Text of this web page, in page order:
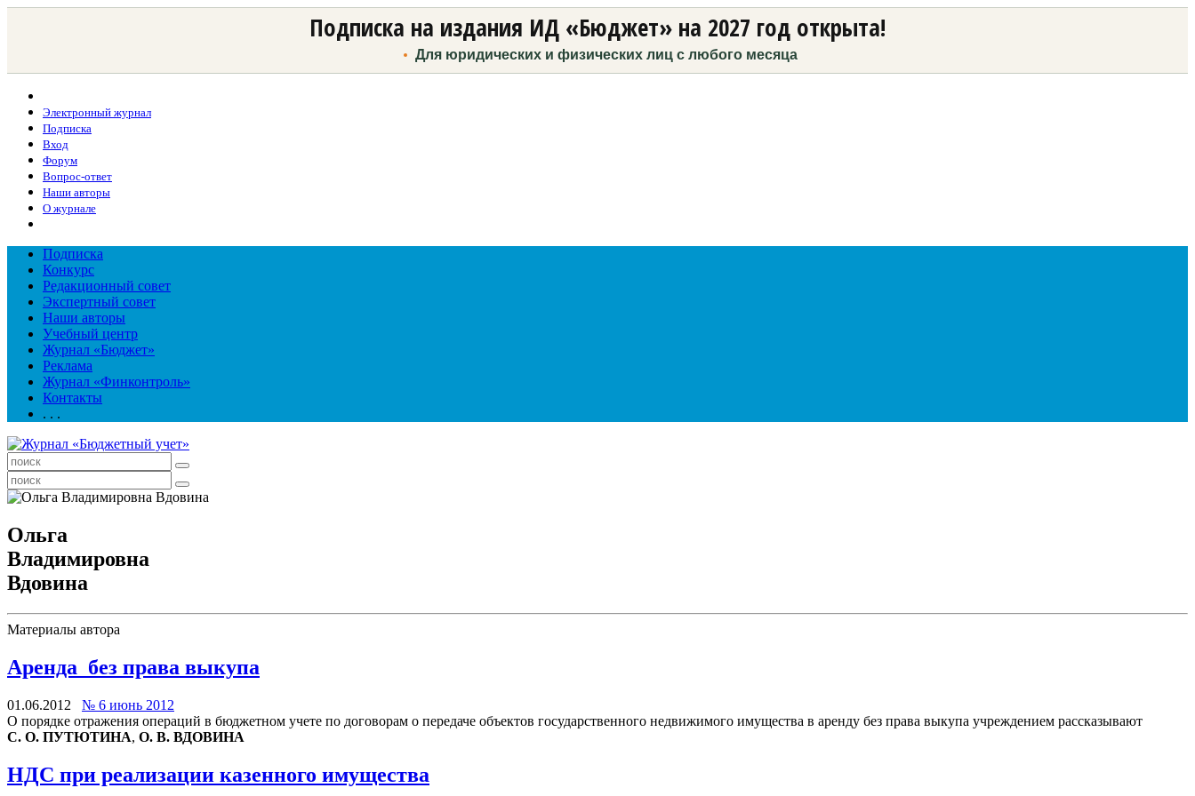
Подписка на издания ИД «Бюджет» на 2027 год открыта!
Для юридических и физических лиц с любого месяца
Электронный журнал
Подписка
Вход
Форум
Вопрос-ответ
Наши авторы
О журнале
Подписка
Конкурс
Редакционный совет
Экспертный совет
Наши авторы
Учебный центр
Журнал «Бюджет»
Реклама
Журнал «Финконтроль»
Контакты
. . .
Ольга
Владимировна
Вдовина
Материалы автора
Аренда без права выкупа
01.06.2012
№ 6 июнь 2012
О порядке отражения операций в бюджетном учете по договорам о передаче объектов государственного недвижимого имущества в аренду без права выкупа учреждением рассказывают
С. О. ПУТЮТИНА, О. В. ВДОВИНА
НДС при реализации казенного имущества